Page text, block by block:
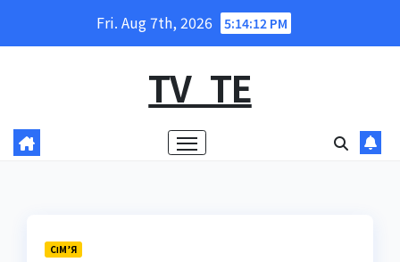
Fri. Aug 7th, 2026 5:14:13 PM
TV_TE
СІМ’Я